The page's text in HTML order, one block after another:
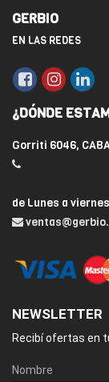
GERBIO
EN LAS REDES
¿DÓNDE
Gorriti 6046,
de Lunes a
NEWSLETTER
Recibí ofertas en